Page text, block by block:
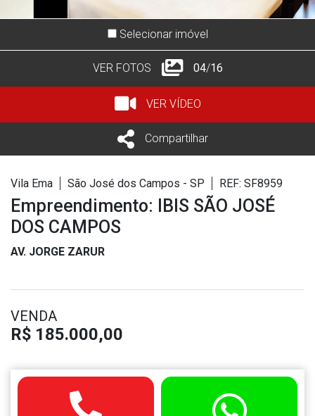
Selecionar imóvel
VER FOTOS 05/16
VER VÍDEO
Compartilhar
Vila Ema São José dos Campos - SP REF: SF8959
Empreendimento: IBIS SÃO JOSÉ
DOS CAMPOS
AV. JORGE ZARUR
VENDA
R$ 185.000,00